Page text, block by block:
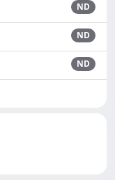
ND
ND
ND